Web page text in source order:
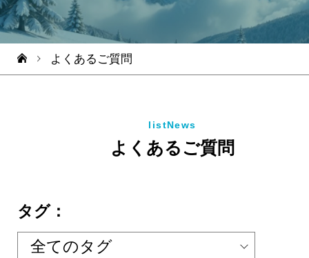
よくあるご質問
listNews
よくあるご質問
タグ：